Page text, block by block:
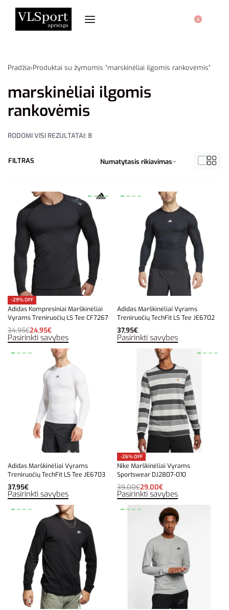
0
Pradžia›Produktai su žymomis “marskinėliai ilgomis rankovėmis”
marskinėliai ilgomis
rankovėmis
RODOMI VISI REZULTATAI: 8
Numatytasis rikiavimas
FILTRAS
-29% OFF
Adidas Kompresiniai Marškinėliai
Vyrams Treniruočių LS Tee CF7267
34,95€24,95€
Pasirinkti savybes
Adidas Marškinėliai Vyrams
Treniruočių TechFit LS Tee JE6702
37,95€
Pasirinkti savybes
Adidas Marškinėliai Vyrams
Treniruočių TechFit LS Tee JE6703
37,95€
Pasirinkti savybes
-26% OFF
Nike Marškinėliai Vyrams
Sportswear DJ2807-010
39,00€29,00€
Pasirinkti savybes